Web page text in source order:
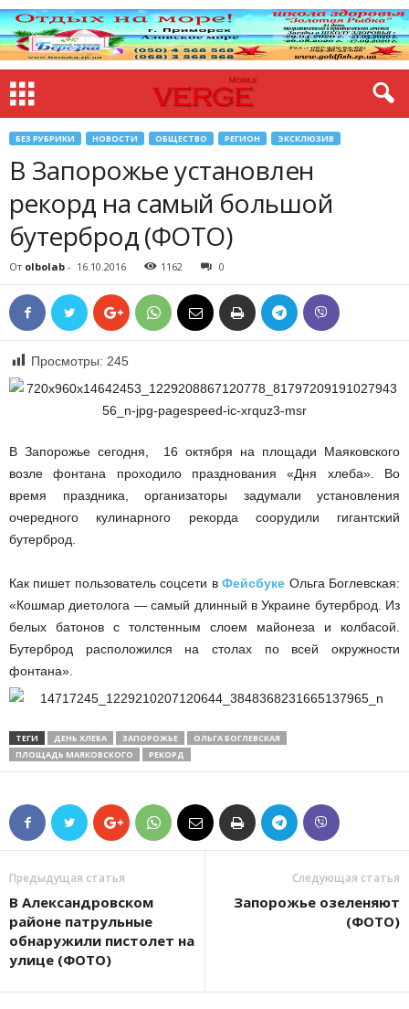
БЕЗ РУБРИКИ НОВОСТИ ОБЩЕСТВО РЕГИОН ЭКСКЛЮЗИВ
В Запорожье установлен
рекорд на самый большой
бутерброд (ФОТО)
От olbolab - 16.10.2016 1162 0
Просмотры: 245
В Запорожье сегодня, 16 октября на площади Маяковского
возле фонтана проходило празднования «Дня хлеба». Во
время праздника, организаторы задумали установления
очередного кулинарного рекорда соорудили гигантский
бутерброд.
Как пишет пользователь соцсети вФейсбуке Ольга Боглевская:
«Кошмар диетолога — самый длинный в Украине бутерброд. Из
белых батонов с толстенным слоем майонеза и колбасой.
Бутерброд расположился на столах по всей окружности
фонтана».
ТЕГИ ДЕНЬ ХЛЕБА ЗАПОРОЖЬЕ
ОЛЬГА БОГЛЕВСКАЯ
ПЛОЩАДЬ МАЯКОВСКОГО
РЕКОРД
Предыдущая статья
В Александровском
районе патрульные
обнаружили пистолет на
улице (ФОТО)
Следующая статья
Запорожье озеленяют
(ФОТО)